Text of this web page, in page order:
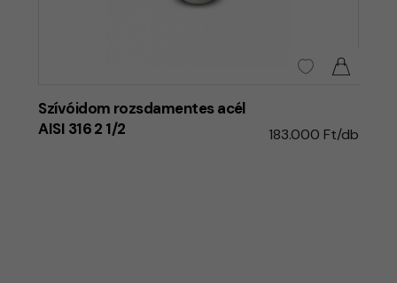
Szívóidom rozsdamentes acél
AISI 316 2 1/2
183.000 Ft/db